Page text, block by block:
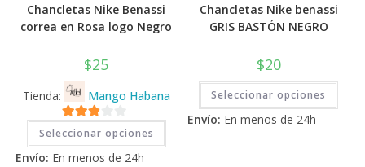
Chancletas Nike Benassi
correa en Rosa logo Negro
$25
Tienda: Mango Habana
2.71
de 5
Seleccionar opciones
Este
tiene
Envío: En menos de 24h
Chancletas Nike benassi
GRIS BASTÓN NEGRO
$20
Seleccionar opciones
Este
tiene
Envío: En menos de 24h